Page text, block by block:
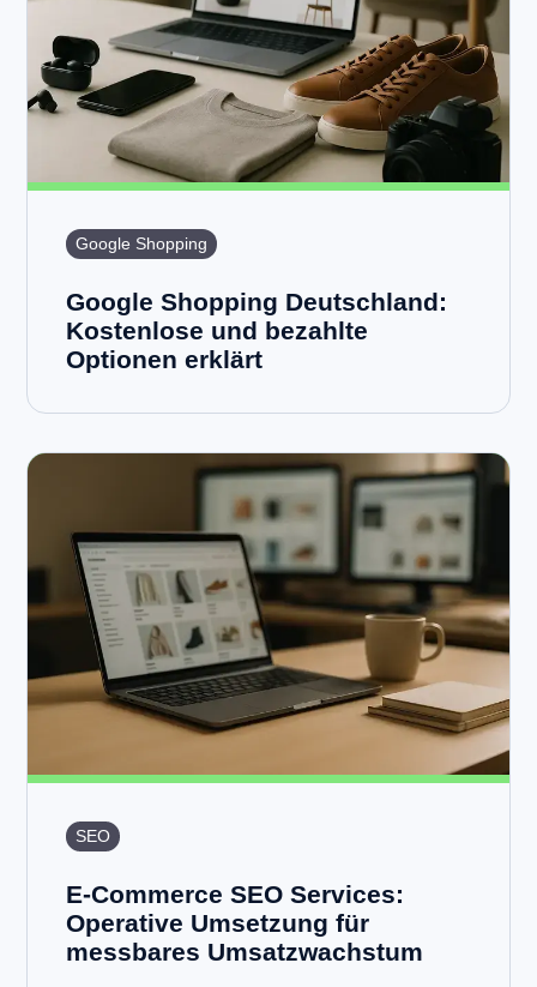
Google Shopping
Google Shopping Deutschland:
Kostenlose und bezahlte
Optionen erklärt
SEO
E-Commerce SEO Services:
Operative Umsetzung für
messbares Umsatzwachstum